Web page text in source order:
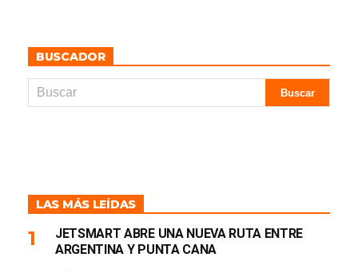
BUSCADOR
LAS MÁS LEÍDAS
JETSMART ABRE UNA NUEVA RUTA ENTRE
ARGENTINA Y PUNTA CANA